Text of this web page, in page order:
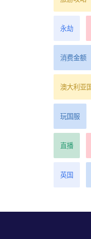
永劫
消费金额
澳大利亚
玩国服
直播
英国